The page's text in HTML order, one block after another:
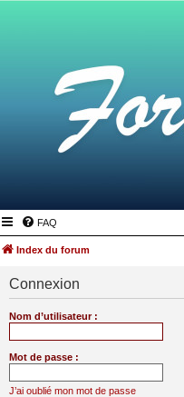
FAQ
Index du forum
Connexion
Nom d’utilisateur :
Mot de passe :
J’ai oublié mon mot de passe